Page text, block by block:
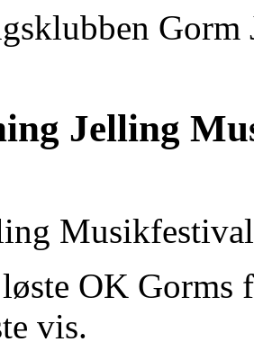
Jelling
OK
vis.